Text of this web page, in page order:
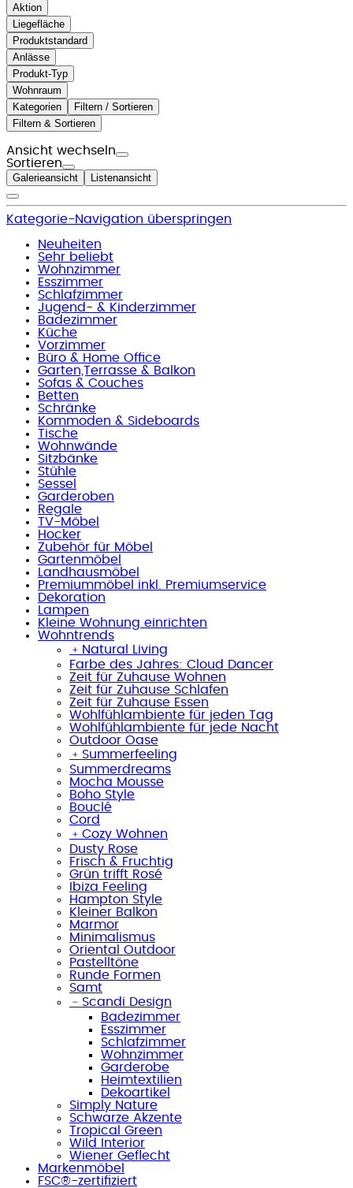
Aktion
Liegefläche
Produktstandard
Anlässe
Produkt-Typ
Wohnraum
Kategorien
Filtern / Sortieren
Filtern & Sortieren
Ansicht wechseln
Sortieren
Galerieansicht Listenansicht
Kategorie-Navigation überspringen
Neuheiten
Sehr beliebt
Wohnzimmer
Esszimmer
Schlafzimmer
Jugend- & Kinderzimmer
Badezimmer
Küche
Vorzimmer
Büro & Home Office
Garten,Terrasse & Balkon
Sofas & Couches
Betten
Schränke
Kommoden & Sideboards
Tische
Wohnwände
Sitzbänke
Stühle
Sessel
Garderoben
Regale
TV-Möbel
Hocker
Zubehör für Möbel
Gartenmöbel
Landhausmöbel
Premiummöbel inkl. Premiumservice
Dekoration
Lampen
Kleine Wohnung einrichten
Wohntrends
﹢ Natural Living
Farbe des Jahres: Cloud Dancer
Zeit für Zuhause Wohnen
Zeit für Zuhause Schlafen
Zeit für Zuhause Essen
Wohlfühlambiente für jeden Tag
Wohlfühlambiente für jede Nacht
Outdoor Oase
﹢ Summerfeeling
Summerdreams
Mocha Mousse
Boho Style
Bouclé
Cord
﹢ Cozy Wohnen
Dusty Rose
Frisch & Fruchtig
Grün trifft Rosé
Ibiza Feeling
Hampton Style
Kleiner Balkon
Marmor
Minimalismus
Oriental Outdoor
Pastelltöne
Runde Formen
Samt
﹣ Scandi Design
Badezimmer
Esszimmer
Schlafzimmer
Wohnzimmer
Garderobe
Heimtextilien
Dekoartikel
Simply Nature
Schwarze Akzente
Tropical Green
Wild Interior
Wiener Geflecht
Markenmöbel
FSC®-zertifiziert